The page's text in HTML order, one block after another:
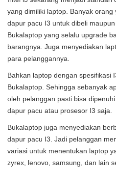
yang dimiliki laptop. Banyak
dapur pacu I3 untuk dibeli
Bukalaptop yang selalu upgrade
barangnya. Juga menyediakan
para pelanggannya.
Bahkan laptop dengan spesifikasi
Bukalaptop. Sehingga sebanyak
oleh pelanggan pasti bisa
dapur pacu atau prosesor I3 saja.
Bukalaptop juga menyediakan
dapur pacu I3. Jadi pelanggan
variasi untuk menentukan laptop
zyrex, lenovo, samsung, dan lain